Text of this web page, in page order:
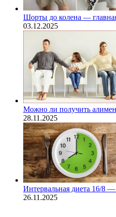
Шорты до колена —
03.12.2025
Можно ли получить
28.11.2025
Интервальная диета 16/8
26.11.2025